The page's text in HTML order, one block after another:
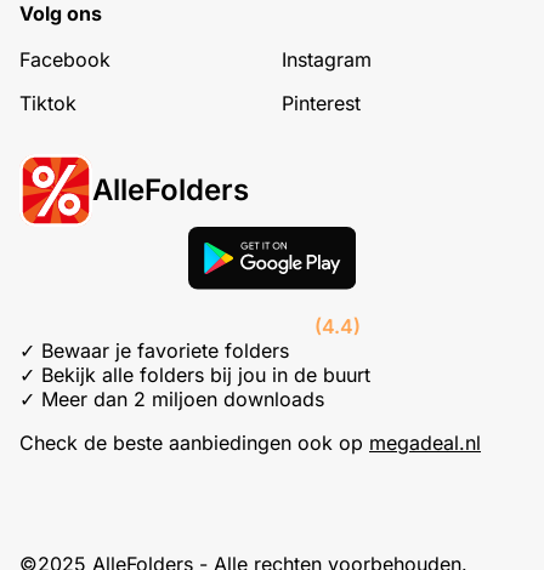
Volg ons
Facebook
Instagram
Tiktok
Pinterest
AlleFolders
(4.4)
✓ Bewaar je favoriete folders
✓ Bekijk alle folders bij jou in de buurt
✓ Meer dan 2 miljoen downloads
Check de beste aanbiedingen ook op megadeal.nl
©2025 AlleFolders - Alle rechten voorbehouden.